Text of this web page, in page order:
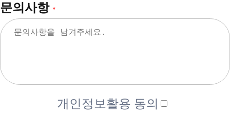
문의사항 *
개인정보활용 동의